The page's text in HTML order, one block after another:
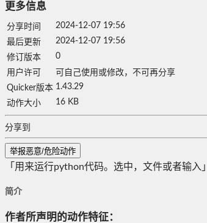
更多信息
分享时间
2024-12-07 19:56
最后更新
2024-12-07 19:56
修订版本
0
用户许可
可自己使用或修改，不可再分享
Quicker版本 1.43.29
动作大小
16 KB
分享到
举报恶意/危险动作
「用来运行python代码。选中，文件或者输入」
简介
作者所声明的动作特征：